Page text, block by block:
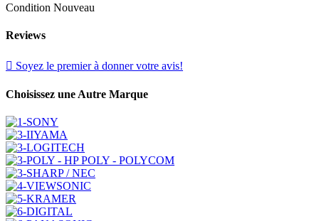
Condition Nouveau
Reviews
 Soyez le premier à donner votre avis!
Choisissez une Autre Marque